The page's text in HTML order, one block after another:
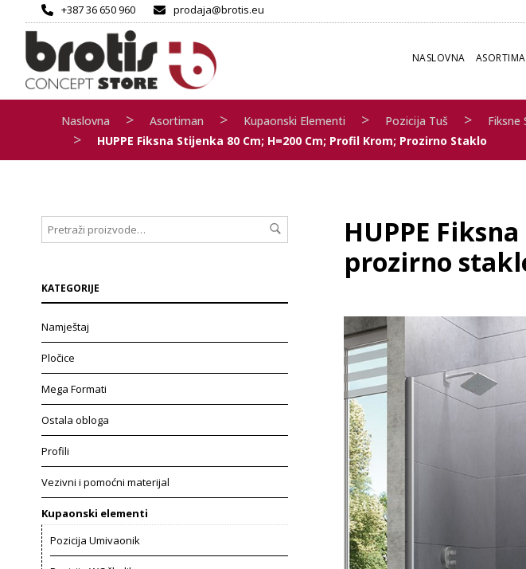
+387 36 650 960 prodaja@brotis.eu
NASLOVNA
Naslovna > Asortiman > Kupaonski Elementi > Pozicija Tuš > Fiksne
> HUPPE Fiksna Stijenka 80 Cm; H=200 Cm; Profil Krom; Prozirno Staklo
HUPPE
prozirno
KATEGORIJE
Namještaj
Pločice
Mega Formati
Ostala obloga
Profili
Vezivni i pomoćni materijal
Kupaonski elementi
Pozicija Umivaonik